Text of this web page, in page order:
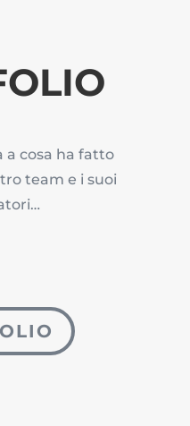
a cosa ha fatto
team e i suoi